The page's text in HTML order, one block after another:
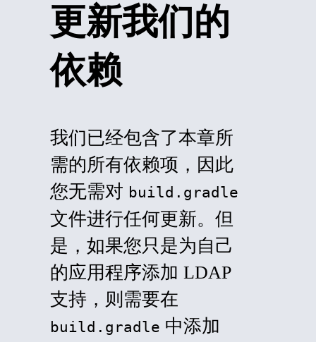
更新我们的
依赖
我们已经包含了本章所
需的所有依赖项，因此
您无需对 build.gradle
文件进行任何更新。但
是，如果您只是为自己
的应用程序添加 LDAP
支持，则需要在
build.gradle 中添加